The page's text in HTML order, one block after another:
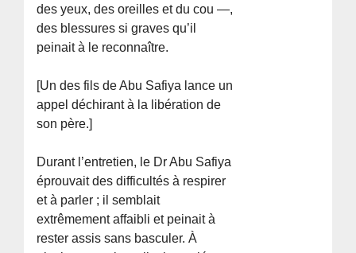
des yeux, des oreilles et du cou —,
des blessures si graves qu’il
peinait à le reconnaître.
[Un des fils de Abu Safiya lance un
appel déchirant à la libération de
son père.]
Durant l’entretien, le Dr Abu Safiya
éprouvait des difficultés à respirer
et à parler ; il semblait
extrêmement affaibli et peinait à
rester assis sans basculer. À